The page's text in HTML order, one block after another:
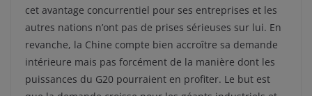
cet avantage concurrentiel pour ses entreprises et les
autres nations n’ont pas de prises sérieuses sur lui. En
revanche, la Chine compte bien accroître sa demande
intérieure mais pas forcément de la manière dont les
puissances du G20 pourraient en profiter. Le but est